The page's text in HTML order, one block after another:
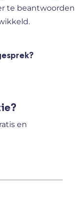
te beantwoorden
en